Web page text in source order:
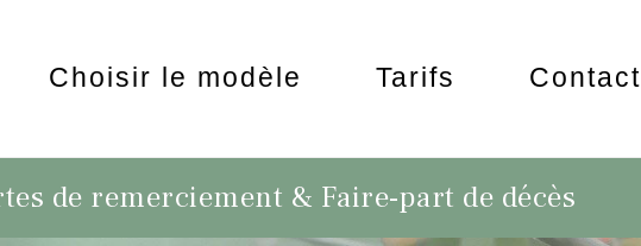
Choisir le modèle Tarifs Contact
de remerciement & Faire-part de décès